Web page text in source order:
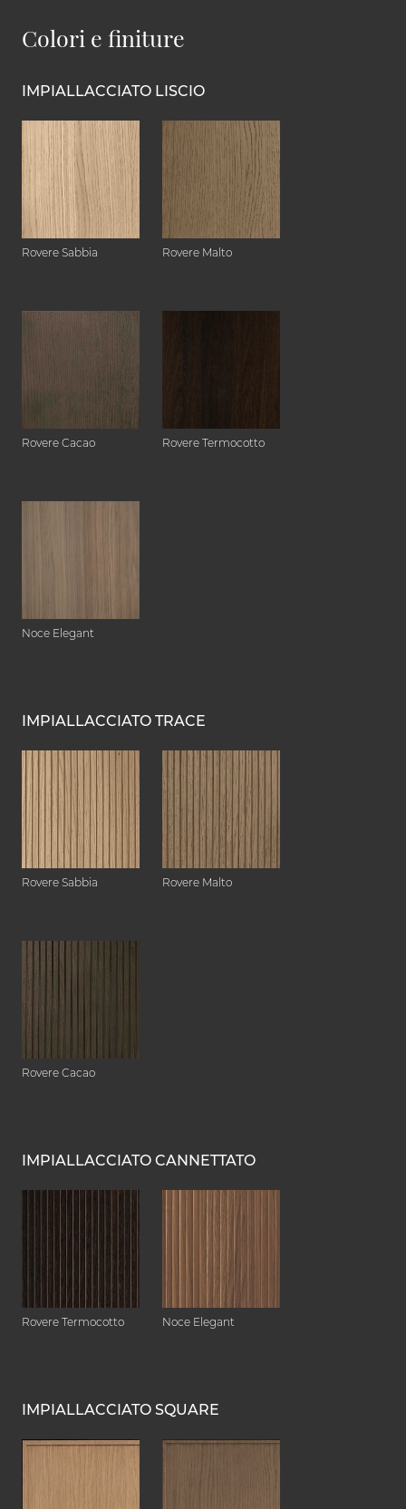
Colori e finiture
IMPIALLACCIATO LISCIO
Rovere Sabbia Rovere Malto
Rovere Cacao Rovere Termocotto
Noce Elegant
IMPIALLACCIATO TRACE
Rovere Sabbia Rovere Malto
Rovere Cacao
IMPIALLACCIATO CANNETTATO
Rovere Termocotto Noce Elegant
IMPIALLACCIATO SQUARE